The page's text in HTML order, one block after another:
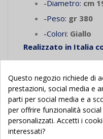
-Diametro: cm
-Peso: gr 380
-Colori: Giallo
Realizzato in Italia
Vedi scheda in
Questo negozio richiede di
prestazioni, social media e
parti per social media e a
per offrire funzionalità
personalizzati. Accetti i
interessati?